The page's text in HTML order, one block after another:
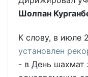
Шолпан
К слову, в июле
установлен
- в День шахмат